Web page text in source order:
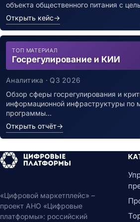
объекта общественного питания с
Открыть кейс→
ТОП МАТЕРИАЛ
Госрегулирование и КИИ
Аналитика · Q3 2026
Обзор сферы госрегулирования и
информационной инфраструктуры по
программы…
Открыть отчёт→
«Цифровой маркетплейс» –
проект АНО «Цифровые
платформы»: российский